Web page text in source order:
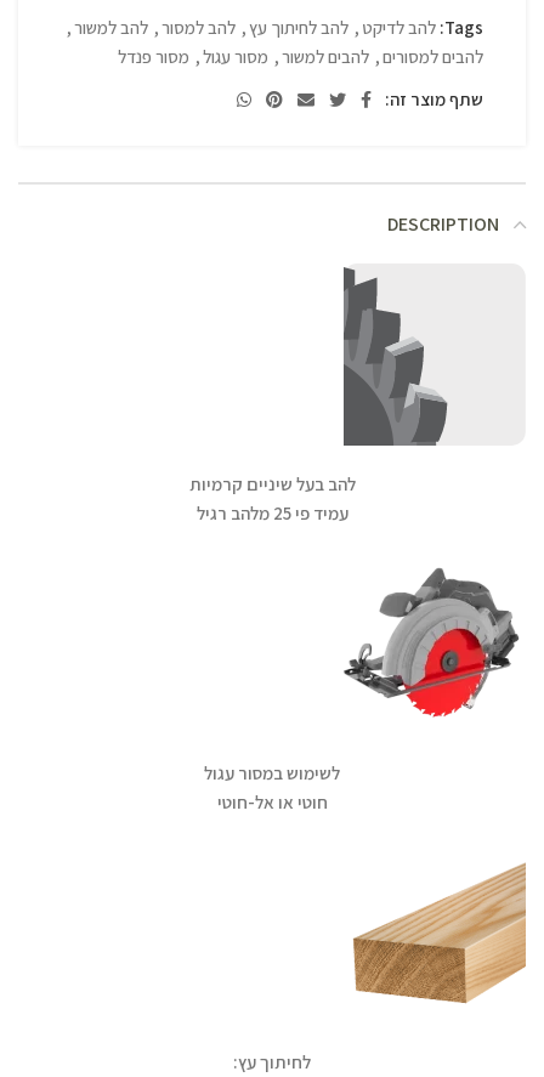
Tags: להב לדיקט , להב לחיתוך עץ, להב למסור, להב למשור,
להבים למסורים, להבים למשור, מסור עגול, מסור פנדל
שתף מוצר זה:
DESCRIPTION
להב בעל שיניים קרמיות
עמיד פי 25 מלהב רגיל
לשימוש במסור עגול
חוטי או אל-חוטי
לחיתוך עץ: